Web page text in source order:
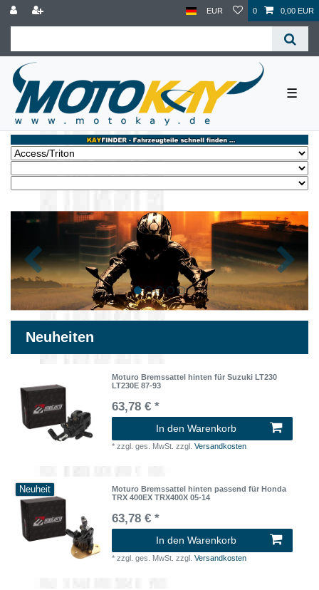
EUR 0 0,00 EUR
☰
Zurück
Neuheiten
Moturo Bremssattel hinten für Suzuki LT230
LT230E 87-93
63,78 € *
In den Warenkorb
*zzgl. ges. MwSt. zzgl.Versandkosten
Neuheit
Moturo Bremssattel hinten passend für Honda
TRX 400EX TRX400X 05-14
63,78 € *
In den Warenkorb
*zzgl. ges. MwSt. zzgl.Versandkosten